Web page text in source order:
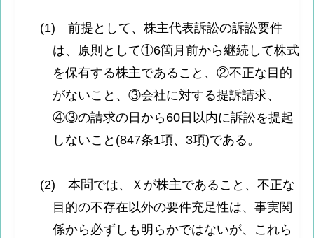
(1) 前提として、株主代表訴訟の訴訟要件
は、原則として①6箇月前から継続して株式
を保有する株主であること、②不正な目的
がないこと、③会社に対する提訴請求、
④③の請求の日から60日以内に訴訟を提起
しないこと(847条1項、3項)である。
(2) 本問では、Ｘが株主であること、不正な
目的の不存在以外の要件充足性は、事実関
係から必ずしも明らかではないが、これら